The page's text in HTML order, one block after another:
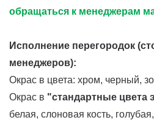
обращаться к менеджерам
Исполнение перегородок
менеджеров):
Окрас в цвета: хром, черный,
Окрас в "стандартные цвета
белая, слоновая кость,